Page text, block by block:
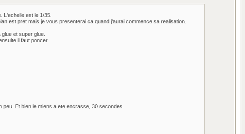
L'echelle est le 1/35.
est pret mais je vous presenterai ca quand j'aurai commence sa realisation.
et super glue.
il faut poncer.
Et bien le miens a ete encrasse, 30 secondes.